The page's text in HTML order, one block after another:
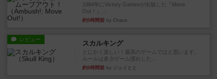
1984年にVictory Gamesが出版した『Move
Out！』...
約5時間前 by Chaco
レビュー スカルキング
とにかく楽しい！最高のゲームではと思います。
ルールは多少ゲーム慣れした...
約5時間前 by ジェイとと